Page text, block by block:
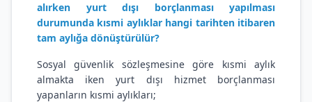
alırken yurt dışı borçlanması yapılması
durumunda kısmi aylıklar hangi tarihten itibaren
tam aylığa dönüştürülür?
Sosyal güvenlik sözleşmesine göre kısmi aylık
almakta iken yurt dışı hizmet borçlanması
yapanların kısmi aylıkları;